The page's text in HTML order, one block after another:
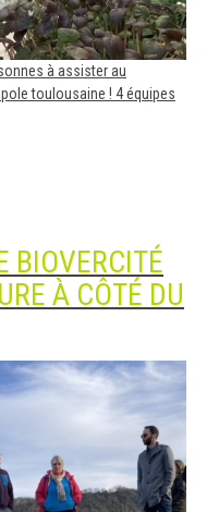
à assister au
toulousaine ! 4 équipes
BIOVERCITÉ
À CÔTÉ DU